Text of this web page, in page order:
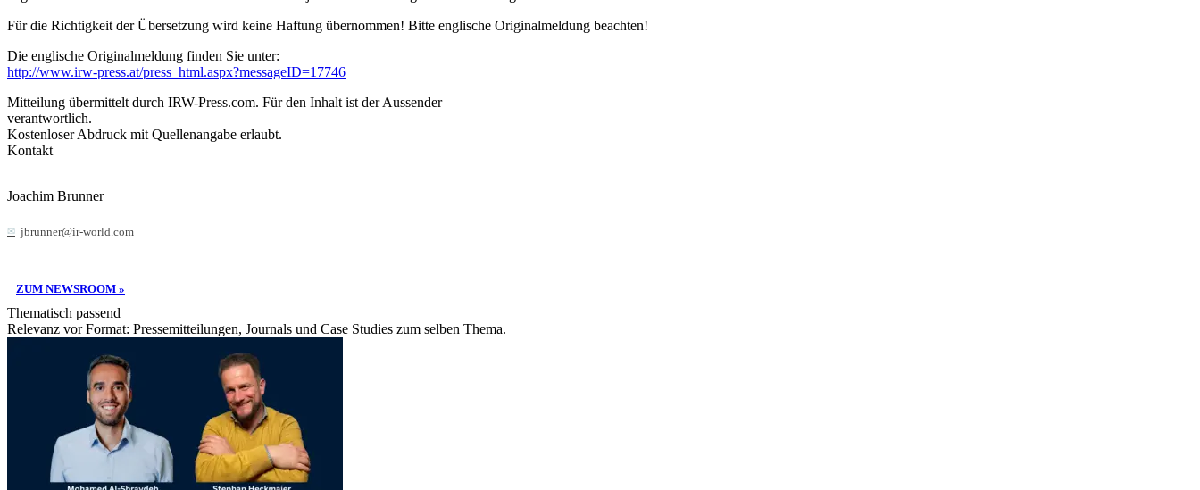
Für die Richtigkeit der Übersetzung wird keine Haftung übernommen! Bitte englische Originalmeldung beachten!
Die englische Originalmeldung finden Sie unter:
http://www.irw-press.at/press_html.aspx?messageID=17746
Mitteilung übermittelt durch IRW-Press.com. Für den Inhalt ist der Aussender
verantwortlich.
Kostenloser Abdruck mit Quellenangabe erlaubt.
Kontakt
Joachim Brunner
jbrunner@ir-world.com
ZUM NEWSROOM »
Thematisch passend
Relevanz vor Format: Pressemitteilungen, Journals und Case Studies zum selben Thema.